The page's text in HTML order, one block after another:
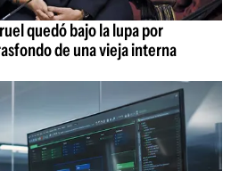
quedó bajo la lupa por
de una vieja interna